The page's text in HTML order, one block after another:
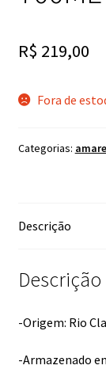
R$ 219,00
Fora de
Categorias:
Descrição
Descrição
-Origem: Rio
-Armazenado